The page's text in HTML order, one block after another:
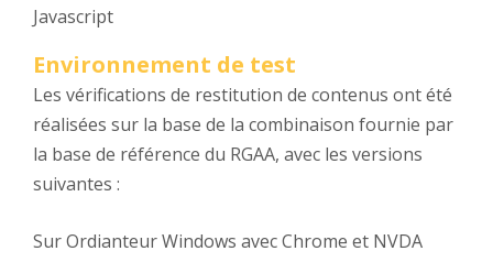
Javascript
Environnement de test
Les vérifications de restitution de contenus ont été
réalisées sur la base de la combinaison fournie par
la base de référence du RGAA, avec les versions
suivantes :
Sur Ordianteur Windows avec Chrome et NVDA